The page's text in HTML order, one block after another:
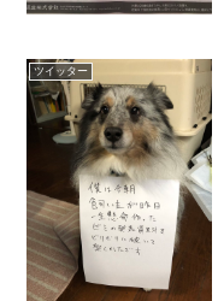
ツイッター